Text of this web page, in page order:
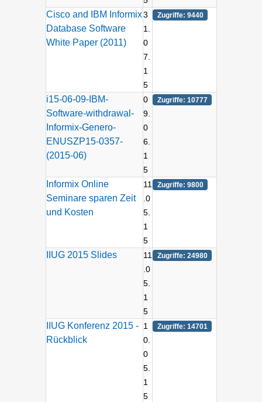
Cisco and IBM Informix
Database Software
White Paper (2011)
3
1.
0
7.
1
5
Zugriffe: 9440
i15-06-09-IBM-
Software-withdrawal-
Informix-Genero-
ENUSZP15-0357-
(2015-06)
0
9.
0
6.
1
5
Zugriffe: 10777
Informix Online
Seminare sparen Zeit
und Kosten
11
.0
5.
1
5
Zugriffe: 9800
IIUG 2015 Slides
11
.0
5.
1
5
Zugriffe: 24980
IIUG Konferenz 2015 -
Rückblick
1
0.
0
5.
1
5
Zugriffe: 14701